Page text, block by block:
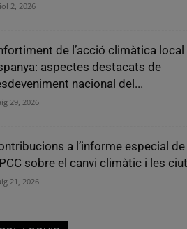
2, 2026
de l’acció climàtica
aspectes destacats de
nacional del...
29, 2026
a l’informe especial de
sobre el canvi climàtic i les
21, 2026